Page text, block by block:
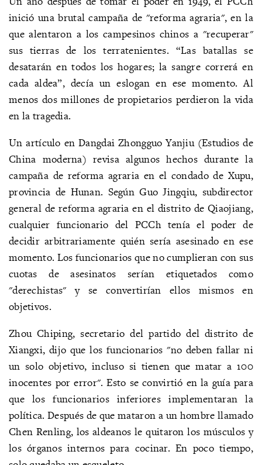
inició una brutal campaña de "reforma agraria", en la
que alentaron a los campesinos chinos a "recuperar"
sus tierras de los terratenientes. “Las batallas se
desatarán en todos los hogares; la sangre correrá en
cada aldea”, decía un eslogan en ese momento. Al
menos dos millones de propietarios perdieron la vida
en la tragedia.
Un artículo en Dangdai Zhongguo Yanjiu (Estudios de
China moderna) revisa algunos hechos durante la
campaña de reforma agraria en el condado de Xupu,
provincia de Hunan. Según Guo Jingqiu, subdirector
general de reforma agraria en el distrito de Qiaojiang,
cualquier funcionario del PCCh tenía el poder de
decidir arbitrariamente quién sería asesinado en ese
momento. Los funcionarios que no cumplieran con sus
cuotas de asesinatos serían etiquetados como
"derechistas" y se convertirían ellos mismos en
objetivos.
Zhou Chiping, secretario del partido del distrito de
Xiangxi, dijo que los funcionarios "no deben fallar ni
un solo objetivo, incluso si tienen que matar a 100
inocentes por error". Esto se convirtió en la guía para
que los funcionarios inferiores implementaran la
política. Después de que mataron a un hombre llamado
Chen Renling, los aldeanos le quitaron los músculos y
los órganos internos para cocinar. En poco tiempo,